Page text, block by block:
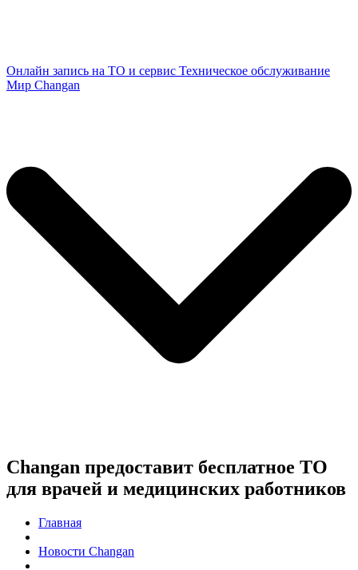
Онлайн запись на ТО и сервис Техническое обслуживание
Мир Changan
Changan предоставит бесплатное ТО
для врачей и медицинских работников
Главная
Новости Changan